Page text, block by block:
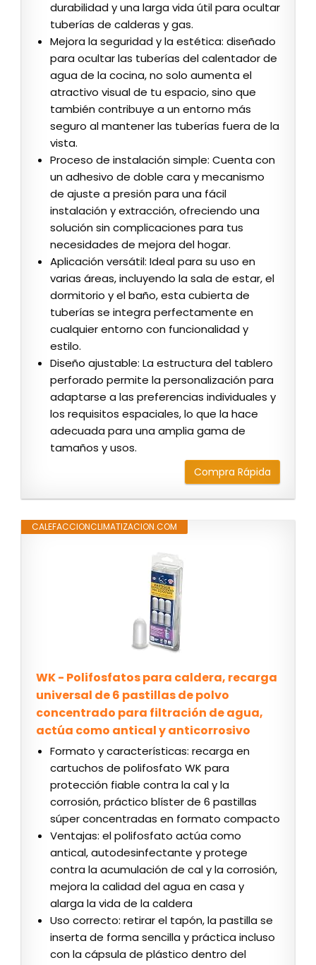
durabilidad y una larga vida útil para ocultar
tuberías de calderas y gas.
Mejora la seguridad y la estética: diseñado
para ocultar las tuberías del calentador de
agua de la cocina, no solo aumenta el
atractivo visual de tu espacio, sino que
también contribuye a un entorno más
seguro al mantener las tuberías fuera de la
vista.
Proceso de instalación simple: Cuenta con
un adhesivo de doble cara y mecanismo
de ajuste a presión para una fácil
instalación y extracción, ofreciendo una
solución sin complicaciones para tus
necesidades de mejora del hogar.
Aplicación versátil: Ideal para su uso en
varias áreas, incluyendo la sala de estar, el
dormitorio y el baño, esta cubierta de
tuberías se integra perfectamente en
cualquier entorno con funcionalidad y
estilo.
Diseño ajustable: La estructura del tablero
perforado permite la personalización para
adaptarse a las preferencias individuales y
los requisitos espaciales, lo que la hace
adecuada para una amplia gama de
tamaños y usos.
Compra Rápida
CALEFACCIONCLIMATIZACION.COM
WK - Polifosfatos para caldera, recarga
universal de 6 pastillas de polvo
concentrado para filtración de agua,
actúa como antical y anticorrosivo
Formato y características: recarga en
cartuchos de polifosfato WK para
protección fiable contra la cal y la
corrosión, práctico blíster de 6 pastillas
súper concentradas en formato compacto
Ventajas: el polifosfato actúa como
antical, autodesinfectante y protege
contra la acumulación de cal y la corrosión,
mejora la calidad del agua en casa y
alarga la vida de la caldera
Uso correcto: retirar el tapón, la pastilla se
inserta de forma sencilla y práctica incluso
con la cápsula de plástico dentro del